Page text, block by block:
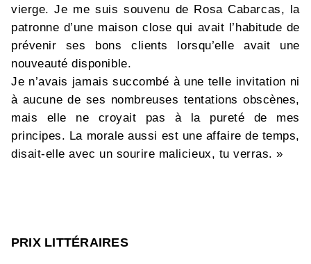
vierge. Je me suis souvenu de Rosa Cabarcas, la
patronne d’une maison close qui avait l’habitude de
prévenir ses bons clients lorsqu’elle avait une
nouveauté disponible.
Je n’avais jamais succombé à une telle invitation ni
à aucune de ses nombreuses tentations obscènes,
mais elle ne croyait pas à la pureté de mes
principes. La morale aussi est une affaire de temps,
disait-elle avec un sourire malicieux, tu verras. »
PRIX LITTÉRAIRES